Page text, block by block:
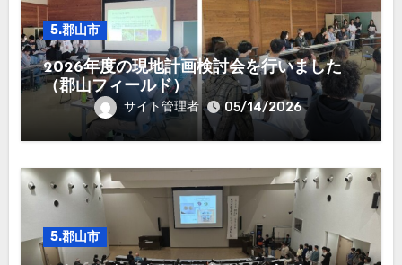
5.郡山市
2026年度の現地計画検討会を行いました
（郡山フィールド）
サイト管理者 05/14/2026
5.郡山市